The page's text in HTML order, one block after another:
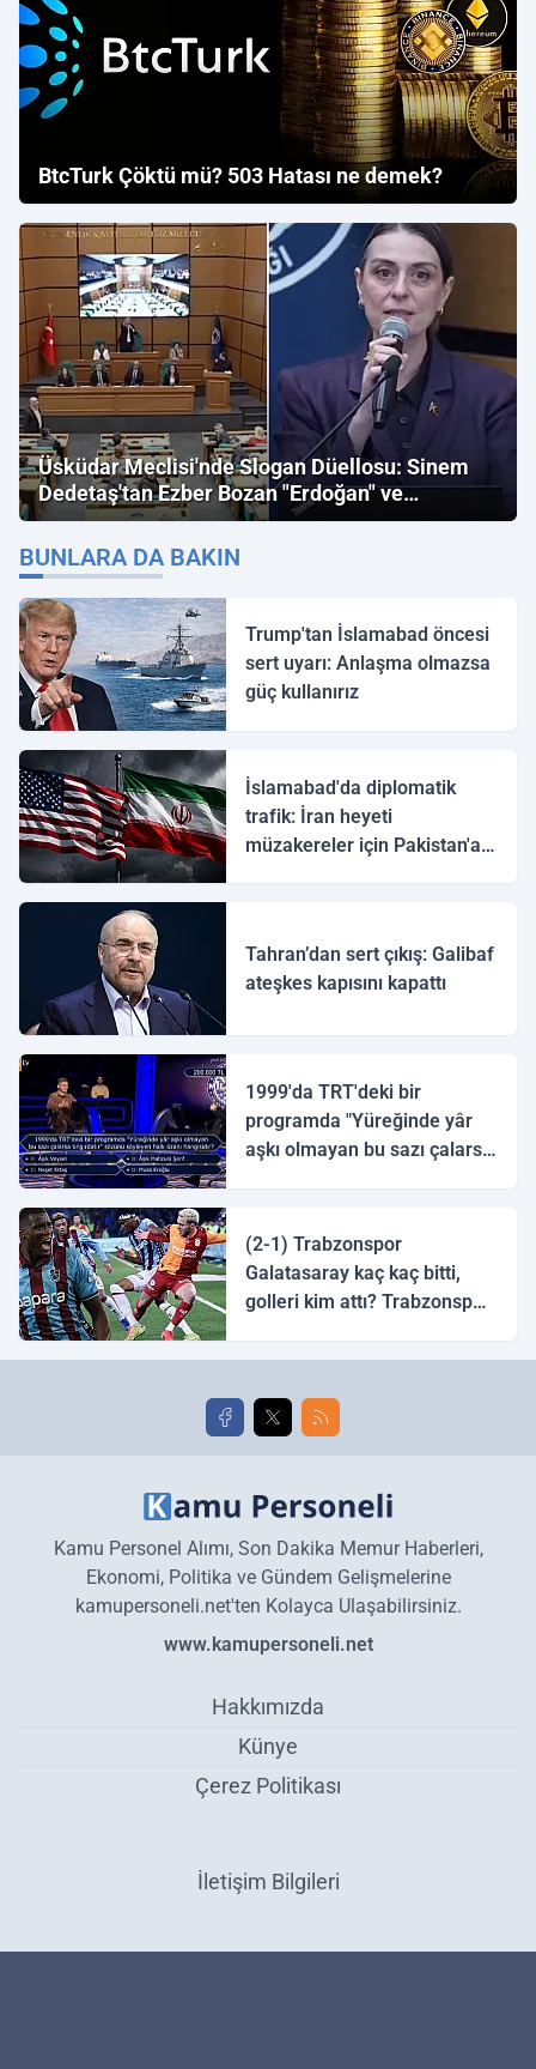
BtcTurk Çöktü mü? 503 Hatası ne demek?
Üsküdar Meclisi'nde Slogan Düellosu: Sinem
Dedetaş'tan Ezber Bozan "Erdoğan" ve
"İmamoğlu" Çıkışı!
BUNLARA DA BAKIN
Trump'tan İslamabad öncesi
sert uyarı: Anlaşma olmazsa
güç kullanırız
İslamabad'da diplomatik
trafik: İran heyeti
müzakereler için Pakistan'a
Tahran’dan sert çıkış: Galibaf
ateşkes kapısını kapattı
1999'da TRT'deki bir
programda "Yüreğinde yâr
aşkı olmayan bu sazı çalarsa
(2-1) Trabzonspor
Galatasaray kaç kaç bitti,
golleri kim attı? Trabzonspor
golleri!
Kamu Personel Alımı, Son Dakika Memur Haberleri,
Ekonomi, Politika ve Gündem Gelişmelerine
kamupersoneli.net'ten Kolayca Ulaşabilirsiniz.
www.kamupersoneli.net
Hakkımızda
Künye
Çerez Politikası
İletişim Bilgileri